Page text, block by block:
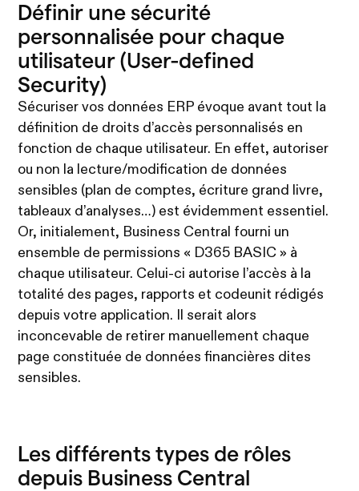
Définir une sécurité
personnalisée pour chaque
utilisateur (User-defined
Security)
Sécuriser vos données ERP évoque avant tout la
définition de droits d’accès personnalisés en
fonction de chaque utilisateur. En effet, autoriser
ou non la lecture/modification de données
sensibles (plan de comptes, écriture grand livre,
tableaux d’analyses…) est évidemment essentiel.
Or, initialement, Business Central fourni un
ensemble de permissions « D365 BASIC » à
chaque utilisateur. Celui-ci autorise l’accès à la
totalité des pages, rapports et codeunit rédigés
depuis votre application. Il serait alors
inconcevable de retirer manuellement chaque
page constituée de données financières dites
sensibles.
Les différents types de rôles
depuis Business Central